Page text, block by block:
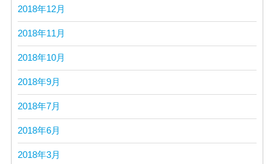
2018年12月
2018年11月
2018年10月
2018年9月
2018年7月
2018年6月
2018年3月